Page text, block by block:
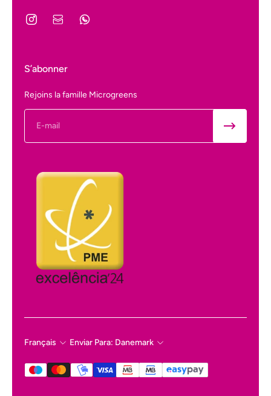
S’abonner
Rejoins la famille Microgreens
Français Enviar Para: Danemark